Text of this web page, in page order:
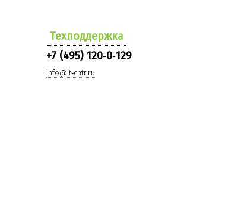
Техподдержка
+7 (495) 120‑0‑129
info@it‑cntr.ru